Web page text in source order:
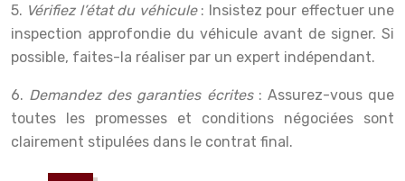
5. Vérifiez l’état du véhicule : Insistez pour effectuer une
inspection approfondie du véhicule avant de signer. Si
possible, faites-la réaliser par un expert indépendant.
6. Demandez des garanties écrites : Assurez-vous que
toutes les promesses et conditions négociées sont
clairement stipulées dans le contrat final.